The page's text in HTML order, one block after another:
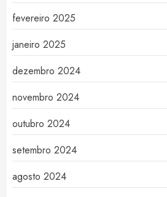
fevereiro 2025
janeiro 2025
dezembro 2024
novembro 2024
outubro 2024
setembro 2024
agosto 2024